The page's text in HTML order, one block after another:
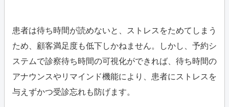
患者は待ち時間が読めないと、ストレスをためてしまう
ため、顧客満足度も低下しかねません。しかし、予約シ
ステムで診察待ち時間の可視化ができれば、待ち時間の
アナウンスやリマインド機能により、患者にストレスを
与えずかつ受診忘れも防げます。